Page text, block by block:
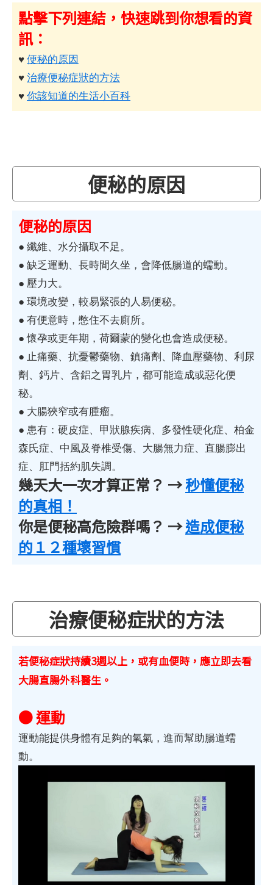
點擊下列連結，快速跳到你想看的資
訊：
♥便秘的原因
♥治療便秘症狀的方法
♥你該知道的生活小百科
便秘的原因
便秘的原因
● 纖維、水分攝取不足。
● 缺乏運動、長時間久坐，會降低腸道的蠕動。
● 壓力大。
● 環境改變，較易緊張的人易便秘。
● 有便意時，憋住不去廁所。
● 懷孕或更年期，荷爾蒙的變化也會造成便秘。
● 止痛藥、抗憂鬱藥物、鎮痛劑、降血壓藥物、利尿
劑、鈣片、含鋁之胃乳片，都可能造成或惡化便
秘。
● 大腸狹窄或有腫瘤。
● 患有：硬皮症、甲狀腺疾病、多發性硬化症、柏金
森氏症、中風及脊椎受傷、大腸無力症、直腸膨出
症、肛門括約肌失調。
幾天大一次才算正常？ →秒懂便秘
的真相！
你是便秘高危險群嗎？ →造成便秘
的１２種壞習慣
治療便秘症狀的方法
若便秘症狀持續3週以上，或有血便時，應立即去看
大腸直腸外科醫生。
● 運動
運動能提供身體有足夠的氧氣，進而幫助腸道蠕
動。